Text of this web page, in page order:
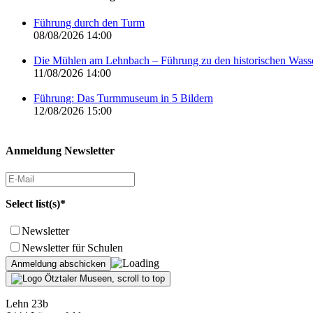
Führung durch den Turm
08/08/2026 14:00
Die Mühlen am Lehnbach – Führung zu den historischen
11/08/2026 14:00
Führung: Das Turmmuseum in 5 Bildern
12/08/2026 15:00
Anmeldung Newsletter
Select list(s)*
Newsletter
Newsletter für Schulen
Lehn 23b